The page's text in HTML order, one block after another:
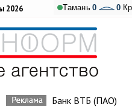
Тамань 0 0
2026
Банк ВТБ (ПАО)